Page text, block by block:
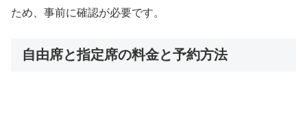
ため、事前に確認が必要です。
自由席と指定席の料金と予約方法